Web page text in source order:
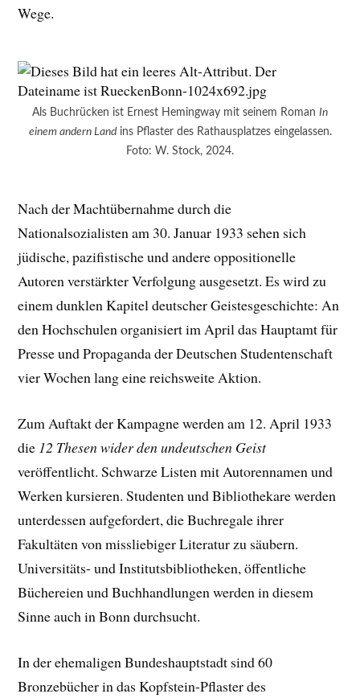
Wege.
Als Buchrücken ist Ernest Hemingway mit seinem Roman In
einem andern Landins Pflaster des Rathausplatzes eingelassen.
Foto: W. Stock, 2024.
Nach der Machtübernahme durch die
Nationalsozialisten am 30. Januar 1933 sehen sich
jüdische, pazifistische und andere oppositionelle
Autoren verstärkter Verfolgung ausgesetzt. Es wird zu
einem dunklen Kapitel deutscher Geistesgeschichte: An
den Hochschulen organisiert im April das Hauptamt für
Presse und Propaganda der Deutschen Studentenschaft
vier Wochen lang eine reichsweite Aktion.
Zum Auftakt der Kampagne werden am 12. April 1933
die 12 Thesen wider den undeutschen Geist
veröffentlicht. Schwarze Listen mit Autorennamen und
Werken kursieren. Studenten und Bibliothekare werden
unterdessen aufgefordert, die Buchregale ihrer
Fakultäten von missliebiger Literatur zu säubern.
Universitäts- und Institutsbibliotheken, öffentliche
Büchereien und Buchhandlungen werden in diesem
Sinne auch in Bonn durchsucht.
In der ehemaligen Bundeshauptstadt sind 60
Bronzebücher in das Kopfstein-Pflaster des